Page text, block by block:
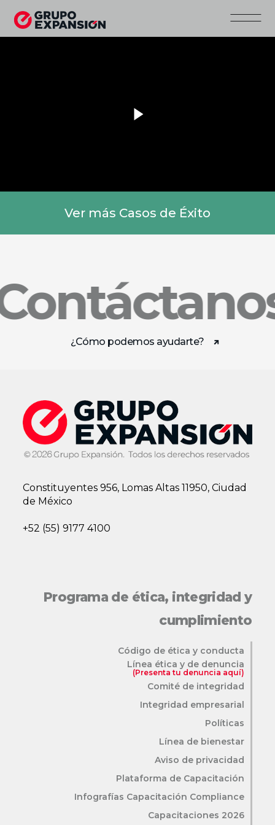
Unmute
Ver más Casos de Éxito
¿Cómo podemos ayudarte?
Constituyentes 956, Lomas Altas 11950, Ciudad
de México
+52 (55) 9177 4100
Programa de ética, integridad y
cumplimiento
Código de ética y conducta
Línea ética y de denuncia
(Presenta tu denuncia aquí)
Comité de integridad
Integridad empresarial
Políticas
Línea de bienestar
Aviso de privacidad
Plataforma de Capacitación
Infografías Capacitación Compliance
Capacitaciones 2026